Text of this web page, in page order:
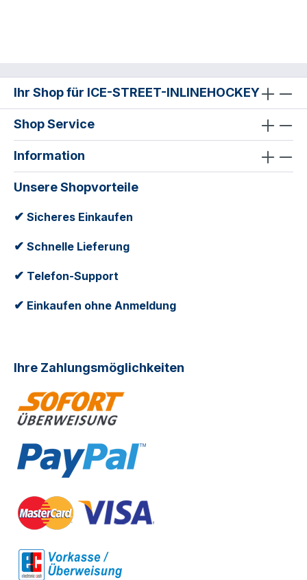
Ihr Shop für ICE-STREET-INLINEHOCKEY
Shop Service
Information
Unsere Shopvorteile
✔ Sicheres Einkaufen
✔ Schnelle Lieferung
✔ Telefon-Support
✔ Einkaufen ohne Anmeldung
Ihre Zahlungsmöglichkeiten